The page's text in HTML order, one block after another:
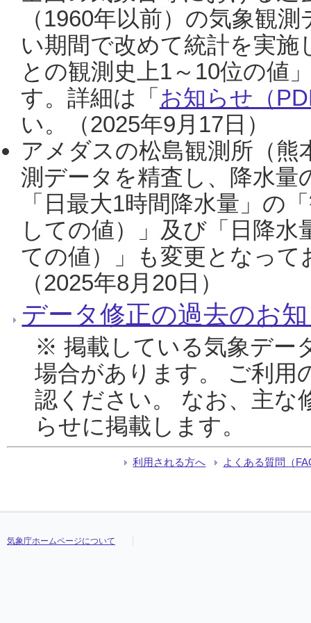
（1960年以前）の気象観
い期間で改めて統計を実
との観測史上1～10位の値
す。詳細は「 お知らせ（
い。（2025年9月17日）
アメダスの松島観測所（熊
測データを精査し、降水
「日最大1時間降水量」の
しての値）」及び「日降
ての値）」も変更となっ
（2025年8月20日）
データ修正の過去のお
※ 掲載している気象デー
場合があります。 ご利用
認ください。 なお、主な
らせに掲載します。
利用される方へ よくある質問（
気象庁ホームページについて